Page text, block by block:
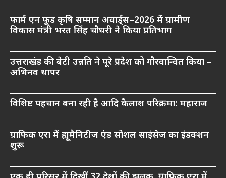
फार्म एन फूड कृषि सम्मान अवार्ड्स–2026 में ग्रामीण
विकास मंत्री भरत सिंह चौधरी ने किया प्रतिभाग
उत्तराखंड की बेटी उन्नति ने पूरे प्रदेश को गौरवान्वित किया –
अभिनव थापर
विशिष्ट पहचान बना रही है आदि कैलाश परिक्रमा: महाराज
ग्राफिक एरा में ह्यूमैनिटीज एंड सोशल साइंसेज का इंडक्शन
शुरू